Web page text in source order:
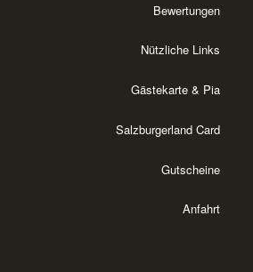
Bewertungen
Nützliche Links
Gästekarte & Pia
Salzburgerland Card
Gutscheine
Anfahrt